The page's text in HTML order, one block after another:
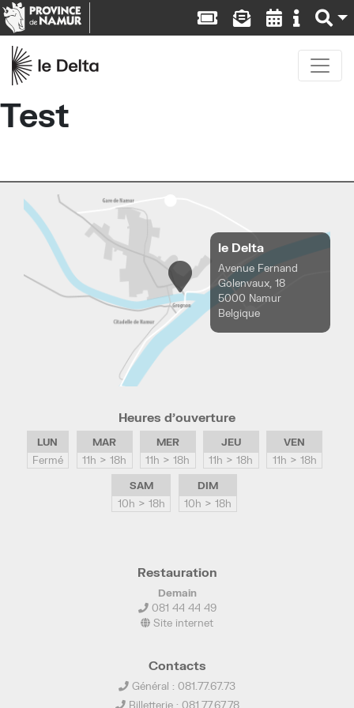
Test
le Delta
Avenue Fernand
Golenvaux, 18
5000 Namur
Belgique
Heures d’ouverture
LUN
Fermé
MAR
11h > 18h
MER
11h > 18h
JEU
11h > 18h
VEN
11h > 18h
SAM
10h > 18h
DIM
10h > 18h
Restauration
Demain
081 44 44 49
Site internet
Contacts
Général : 081.77.67.73
Billetterie : 081.77.67.78